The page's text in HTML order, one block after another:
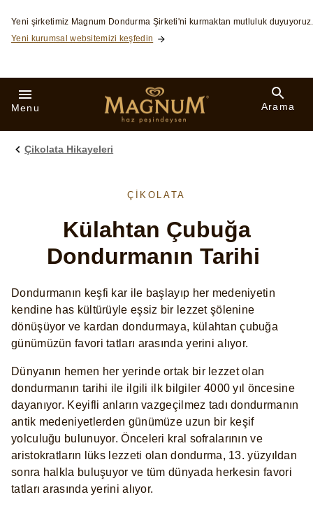
Skip to:
Yeni şirketimiz Magnum Dondurma Şirketi'ni kurmaktan mutluluk duyuyoruz.
Yeni kurumsal websitemizi keşfedin
Menu Arama
Çikolata Hikayeleri
ÇIKOLATA
Külahtan Çubuğa
Dondurmanın Tarihi
Dondurmanın keşfi kar ile başlayıp her medeniyetin
kendine has kültürüyle eşsiz bir lezzet şölenine
dönüşüyor ve kardan dondurmaya, külahtan çubuğa
günümüzün favori tatları arasında yerini alıyor.
Dünyanın hemen her yerinde ortak bir lezzet olan
dondurmanın tarihi ile ilgili ilk bilgiler 4000 yıl öncesine
dayanıyor. Keyifli anların vazgeçilmez tadı dondurmanın
antik medeniyetlerden günümüze uzun bir keşif
yolculuğu bulunuyor. Önceleri kral sofralarının ve
aristokratların lüks lezzeti olan dondurma, 13. yüzyıldan
sonra halkla buluşuyor ve tüm dünyada herkesin favori
tatları arasında yerini alıyor.